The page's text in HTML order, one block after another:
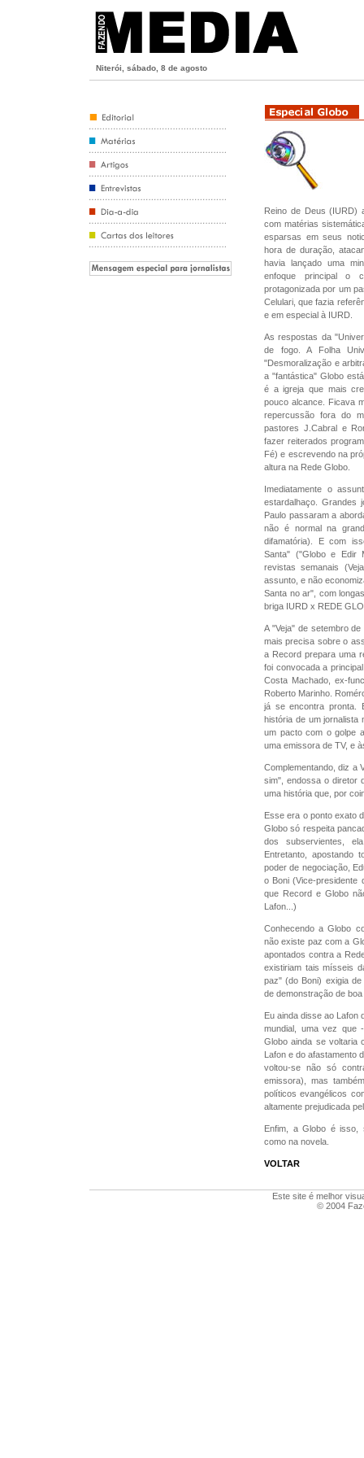
Niterói, sábado, 8 de agosto
Reino de Deus (IURD)
com matérias
esparsas em seus
hora de duração,
havia lançado uma
enfoque principal o
protagonizada por um
Celulari, que fazia
e em especial à IURD.
As respostas da
de fogo. A Folha
"Desmoralização e
a "fantástica" Globo
é a igreja que mais
pouco alcance. Ficava
repercussão fora do
pastores J.Cabral e
fazer reiterados
Fé) e escrevendo na
altura na Rede Globo.
Imediatamente o
estardalhaço. Grandes
Paulo passaram a
não é normal na
difamatória). E com
Santa" ("Globo e Edir
revistas semanais
assunto, e não
Santa no ar", com
briga IURD x REDE
A "Veja" de setembro
mais precisa sobre o
a Record prepara uma
foi convocada a
Costa Machado, ex-
Roberto Marinho.
já se encontra pronta.
história de um jornalista
um pacto com o golpe
uma emissora de TV, e
Complementando, diz a
sim", endossa o diretor
uma história que, por
Esse era o ponto exato
Globo só respeita
dos subservientes,
Entretanto, apostando
poder de negociação,
o Boni (Vice-presidente
que Record e Globo
Lafon...)
Conhecendo a Globo
não existe paz com a
apontados contra a
existiriam tais mísseis
paz" (do Boni) exigia
de demonstração de
Eu ainda disse ao Lafon
mundial, uma vez que
Globo ainda se voltaria
Lafon e do afastamento
voltou-se não só
emissora), mas
políticos evangélicos
altamente prejudicada
Enfim, a Globo é isso,
como na novela.
VOLTAR
Este site é melhor
© 2004